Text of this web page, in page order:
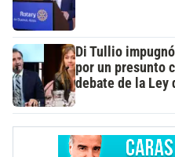
Di Tullio
por un presunto
debate de la Ley